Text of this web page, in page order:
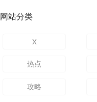
网站分类
X
热点
攻略